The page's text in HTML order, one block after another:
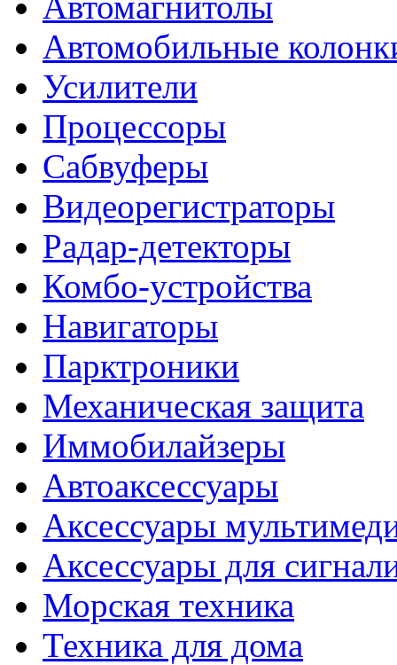
Автомобильные
Усилители
Процессоры
Сабвуферы
Видеорегистраторы
Радар-детекторы
Комбо-устройства
Навигаторы
Парктроники
Механическая защита
Иммобилайзеры
Автоаксессуары
Аксессуары
Аксессуары для
Морская техника
Техника для дома